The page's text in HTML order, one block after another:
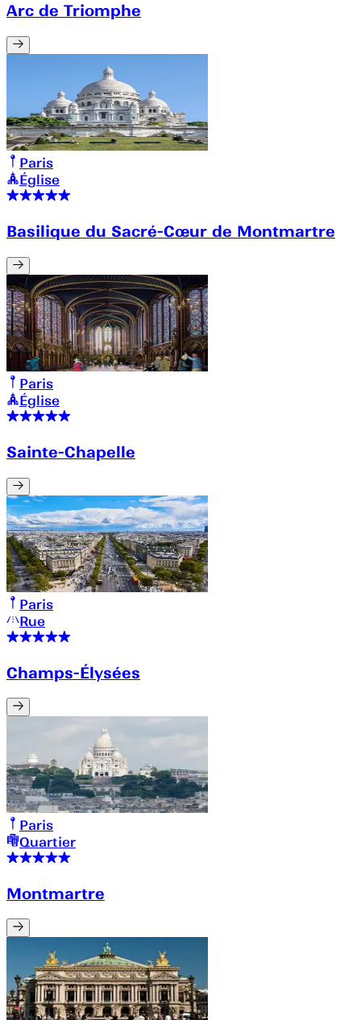
Arc de Triomphe
Paris
Église
Basilique du Sacré-Cœur de Montmartre
Paris
Église
Sainte-Chapelle
Paris
Rue
Champs-Élysées
Paris
Quartier
Montmartre